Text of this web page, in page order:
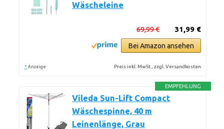
Wäscheleine
31,99 €
69,99 €
Bei Amazon ansehen
* Anzeige Preis inkl. MwSt., zzgl. Versandkosten
EMPFEHLUNG
Vileda Sun-Lift Compact
Wäschespinne, 40 m
Leinenlänge, Grau